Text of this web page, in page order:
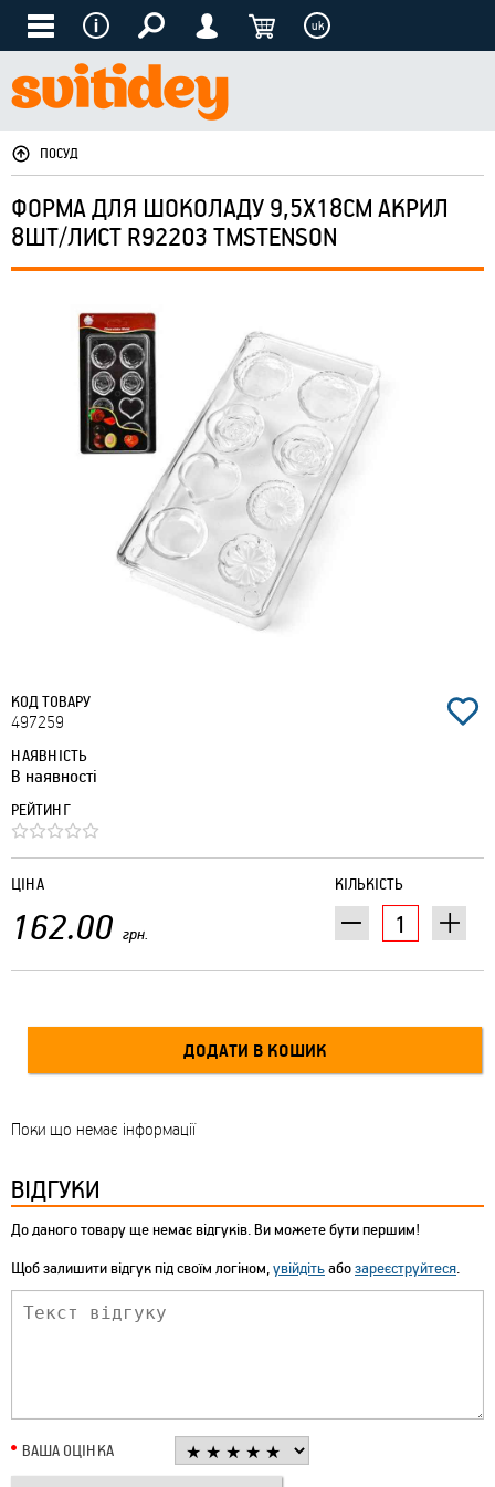
uk
ПОСУД
ФОРМА ДЛЯ ШОКОЛАДУ 9,5Х18СМ АКРИЛ
8ШТ/ЛИСТ R92203 ТМSTENSON
КОД ТОВАРУ
497259
НАЯВНІСТЬ
В наявності
РЕЙТИНГ
КІЛЬКІСТЬ
ЦІНА
162.00 грн.
Поки що немає інформації
ВІДГУКИ
До даного товару ще немає відгуків. Ви можете бути першим!
Щоб залишити відгук під своїм логіном,увійдітьабозареєструйтеся.
ВАША ОЦІНКА